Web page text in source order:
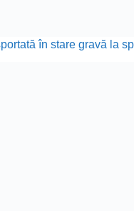
în stare gravă la